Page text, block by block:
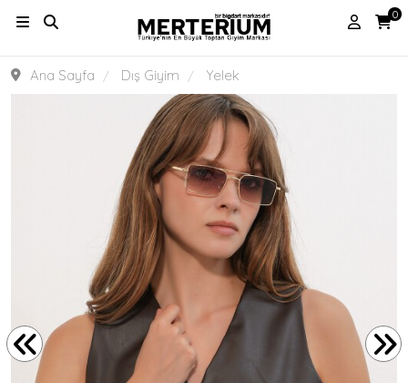
0
Ana Sayfa Dış Giyim Yelek